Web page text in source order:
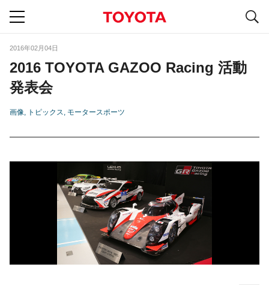
2016年02月04日
2016 TOYOTA GAZOO Racing 活動
発表会
画像 トピックス モータースポーツ